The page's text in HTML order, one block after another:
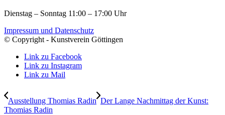
Dienstag – Sonntag 11:00 – 17:00 Uhr
Impressum und Datenschutz
© Copyright - Kunstverein Göttingen
Link zu Facebook
Link zu Instagram
Link zu Mail
Ausstellung Thomias Radin Der Lange Nachmittag der Kunst:
Thomias Radin